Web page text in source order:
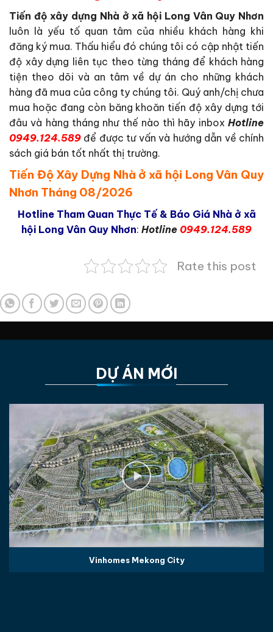
Tiến độ xây dựng Nhà ở xã hội Long Vân Quy Nhơn
luôn là yếu tố quan tâm của nhiều khách hàng khi
đăng ký mua. Thấu hiểu đó chúng tôi có cập nhật tiến
độ xây dựng liên tục theo từng tháng để khách hàng
tiện theo dõi và an tâm về dự án cho những khách
hàng đã mua của công ty chúng tôi. Quý anh/chị chưa
mua hoặc đang còn băng khoăn tiến độ xây dựng tới
đâu và hàng tháng như thế nào thì hãy inbox Hotline
0949.124.589 để được tư vấn và hướng dẫn về chính
sách giá bán tốt nhất thị trường.
Tiến Độ Xây Dựng Nhà ở xã hội Long Vân Quy
Nhơn Tháng 08/2026
Hotline Tham Quan Thực Tế & Báo Giá Nhà ở xã
hội Long Vân Quy Nhơn: Hotline 0949.124.589
Rate this post
DỰ ÁN MỚI
Vinhomes Mekong City